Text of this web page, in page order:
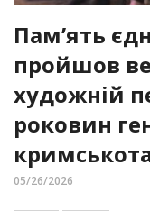
Пам’ять
пройшов
художній
роковин
05/26/2026